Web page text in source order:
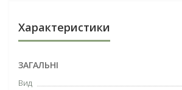
Характеристики
ЗАГАЛЬНІ
Вид